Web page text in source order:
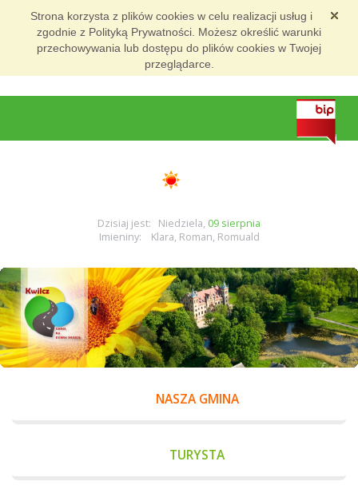
Strona korzysta z plików cookies w celu realizacji usług i
zgodnie z Polityką Prywatności. Możesz określić warunki
przechowywania lub dostępu do plików cookies w Twojej
przeglądarce.
Dzisiaj jest: Niedziela, 09 sierpnia
Imieniny: Klara, Roman, Romuald
NASZA GMINA
TURYSTA